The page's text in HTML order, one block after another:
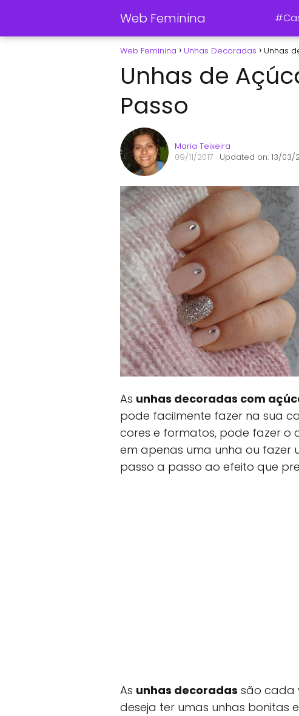
Web Feminina
Web Feminina Unhas Decoradas Unhas
Unhas de
Passo
Maria Teixeira
09/11/2017 · Updated on: 13/03/
As unhas decoradas com
pode facilmente fazer na sua
cores e formatos, pode fazer o
em apenas uma unha ou fazer
passo a passo ao efeito que
As unhas decoradas são cada
deseja ter umas unhas bonitas